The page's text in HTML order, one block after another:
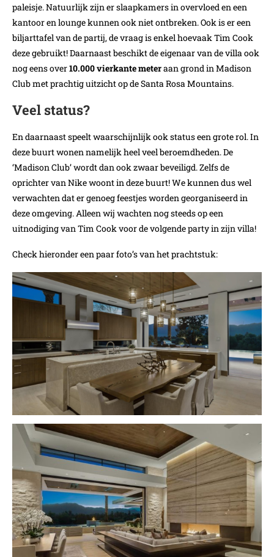
paleisje. Natuurlijk zijn er slaapkamers in overvloed en een
kantoor en lounge kunnen ook niet ontbreken. Ook is er een
biljarttafel van de partij, de vraag is enkel hoevaak Tim Cook
deze gebruikt! Daarnaast beschikt de eigenaar van de villa ook
nog eens over10.000 vierkante meteraan grond in Madison
Club met prachtig uitzicht op de Santa Rosa Mountains.
Veel status?
En daarnaast speelt waarschijnlijk ook status een grote rol. In
deze buurt wonen namelijk heel veel beroemdheden. De
‘Madison Club’ wordt dan ook zwaar beveiligd. Zelfs de
oprichter van Nike woont in deze buurt! We kunnen dus wel
verwachten dat er genoeg feestjes worden georganiseerd in
deze omgeving. Alleen wij wachten nog steeds op een
uitnodiging van Tim Cook voor de volgende party in zijn villa!
Check hieronder een paar foto’s van het prachtstuk: